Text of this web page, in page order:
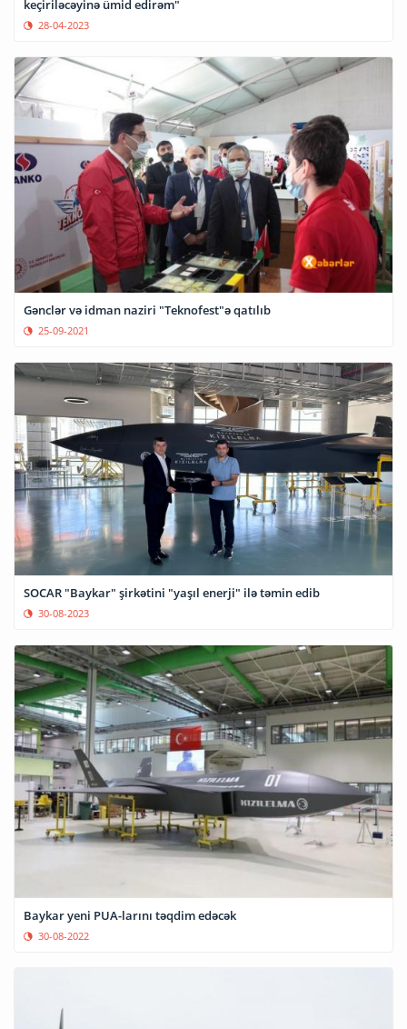
keçiriləcəyinə ümid edirəm"
28-04-2023
Gənclər və idman naziri "Teknofest"ə qatılıb
25-09-2021
SOCAR "Baykar" şirkətini "yaşıl enerji" ilə təmin edib
30-08-2023
Baykar yeni PUA-larını təqdim edəcək
30-08-2022